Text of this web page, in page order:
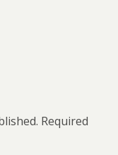
Required